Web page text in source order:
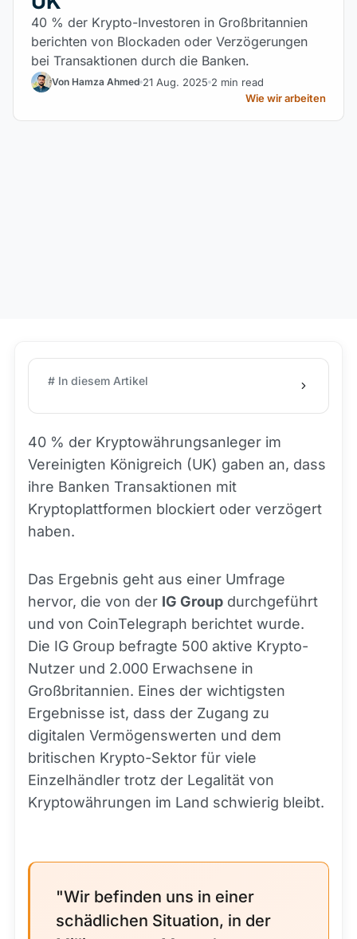
40 % der Krypto-Investoren in Großbritannien
berichten von Blockaden oder Verzögerungen
bei Transaktionen durch die Banken.
Von Hamza Ahmed 21 Aug. 2025 2 min read
Wie wir arbeiten
# In diesem Artikel
40 % der Kryptowährungsanleger im
Vereinigten Königreich (UK) gaben an, dass
ihre Banken Transaktionen mit
Kryptoplattformen blockiert oder verzögert
haben.
Das Ergebnis geht aus einer Umfrage
hervor, die von der IG Group durchgeführt
und von CoinTelegraph berichtet wurde.
Die IG Group befragte 500 aktive Krypto-
Nutzer und 2.000 Erwachsene in
Großbritannien. Eines der wichtigsten
Ergebnisse ist, dass der Zugang zu
digitalen Vermögenswerten und dem
britischen Krypto-Sektor für viele
Einzelhändler trotz der Legalität von
Kryptowährungen im Land schwierig bleibt.
"Wir befinden uns in einer
schädlichen Situation, in der